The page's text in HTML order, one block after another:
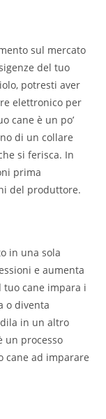
sul mercato
del tuo
potresti aver
elettronico per
cane è un po’
di un collare
si ferisca. In
prima
del produttore.
in una sola
e aumenta
cane impara i
o diventa
in un altro
un processo
cane ad imparare